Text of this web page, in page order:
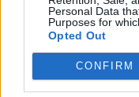
Personal Data
Purposes for
Opted Out
CONFIRM
Source revolut.com